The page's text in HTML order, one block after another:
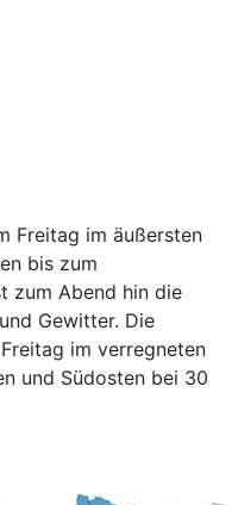
Freitag im äußersten
bis zum
zum Abend hin die
Gewitter. Die
im verregneten
und Südosten bei 30